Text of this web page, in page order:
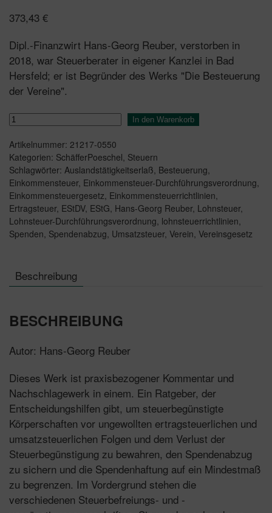
373,43 €
Dipl.-Finanzwirt Hans-Georg Reuber, verstorben in
2018, war Steuerberater in eigener Kanzlei in Bad
Hersfeld; er ist Begründer des Werks "Die Besteuerung
der Vereine".
Die
der
Vereine,
Stiftungen
und
NPO
Menge
In den Warenkorb
Artikelnummer: 21217-0550
Kategorien: SchäfferPoeschel, Steuern
Schlagwörter: Auslandstätigkeitserlaß, Besteuerung,
Einkommensteuer, Einkommensteuer-Durchführungsverordnung,
Einkommensteuergesetz, Einkommensteuerrichtlinien,
Ertragsteuer, EStDV, EStG, Hans-Georg Reuber, Lohnsteuer,
Lohnsteuer-Durchführungsverordnung, lohnsteuerrichtlinien,
Spenden, Spendenabzug, Umsatzsteuer, Verein, Vereinsgesetz
Beschreibung
BESCHREIBUNG
Autor: Hans-Georg Reuber
Dieses Werk ist praxisbezogener Kommentar und
Nachschlagewerk in einem. Ein Ratgeber, der
Entscheidungshilfen gibt, um steuerbegünstigte
Körperschaften vor ungewollten ertragsteuerlichen und
umsatzsteuerlichen Folgen und dem Verlust der
Steuerbegünstigung zu bewahren, den Spendenabzug
zu sichern und die Spendenhaftung auf ein Mindestmaß
zu begrenzen. Im Vordergrund stehen die
verschiedenen Steuerbefreiungs- und -